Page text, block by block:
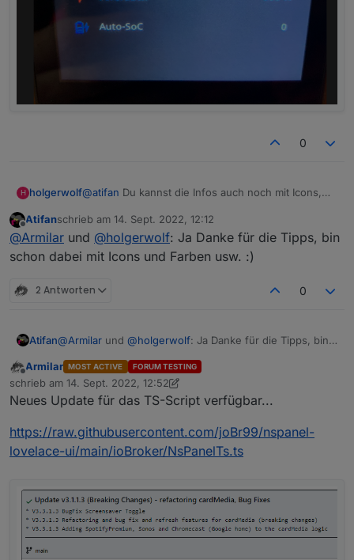
0
H holgerwolf@atifan Du kannst die Infos auch noch mit Icons,
Offline
Atifanschrieb am 14. Sept. 2022, 12:12
zuletzt editiert von
@Armilar und @holgerwolf: Ja Danke für die Tipps, bin
schon dabei mit Icons und Farben usw. :)
2 Antworten 0
Atifan@Armilar und @holgerwolf: Ja Danke für die Tipps, bin
Offline
Armilar MOST ACTIVE FORUM TESTING
schrieb am 14. Sept. 2022, 12:52
zuletzt editiert von Armilar
Neues Update für das TS-Script verfügbar...
https://raw.githubusercontent.com/joBr99/nspanel-
lovelace-ui/main/ioBroker/NsPanelTs.ts